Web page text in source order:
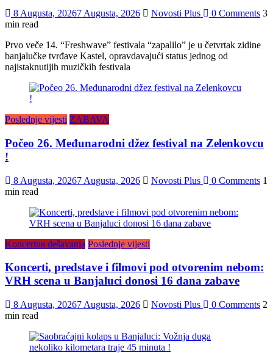
8 Augusta, 20267 Augusta, 2026 Novosti Plus 0 Comments 3
min read
Prvo veče 14. “Freshwave” festivala “zapalilo” je u četvrtak zidine
banjalučke tvrđave Kastel, opravdavajući status jednog od
najistaknutijih muzičkih festivala
Poslednje vijesti ZABAVA
Počeo 26. Međunarodni džez festival na Zelenkovcu
!
8 Augusta, 20267 Augusta, 2026 Novosti Plus 0 Comments 1
min read
Koncertna dešavanja Poslednje vijesti
Koncerti, predstave i filmovi pod otvorenim nebom:
VRH scena u Banjaluci donosi 16 dana zabave
8 Augusta, 20267 Augusta, 2026 Novosti Plus 0 Comments 2
min read